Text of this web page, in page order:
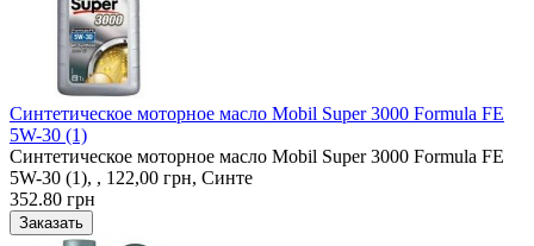
Синтетическое моторное масло Mobil Super 3000 Formula FE
5W-30 (1)
Синтетическое моторное масло Mobil Super 3000 Formula FE
5W-30 (1), , 122,00 грн, Синте
352.80 грн